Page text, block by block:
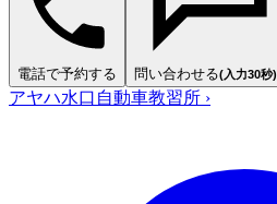
電話で予約する 問い合わせる(入力30秒)
アヤハ水口自動車教習所 ›